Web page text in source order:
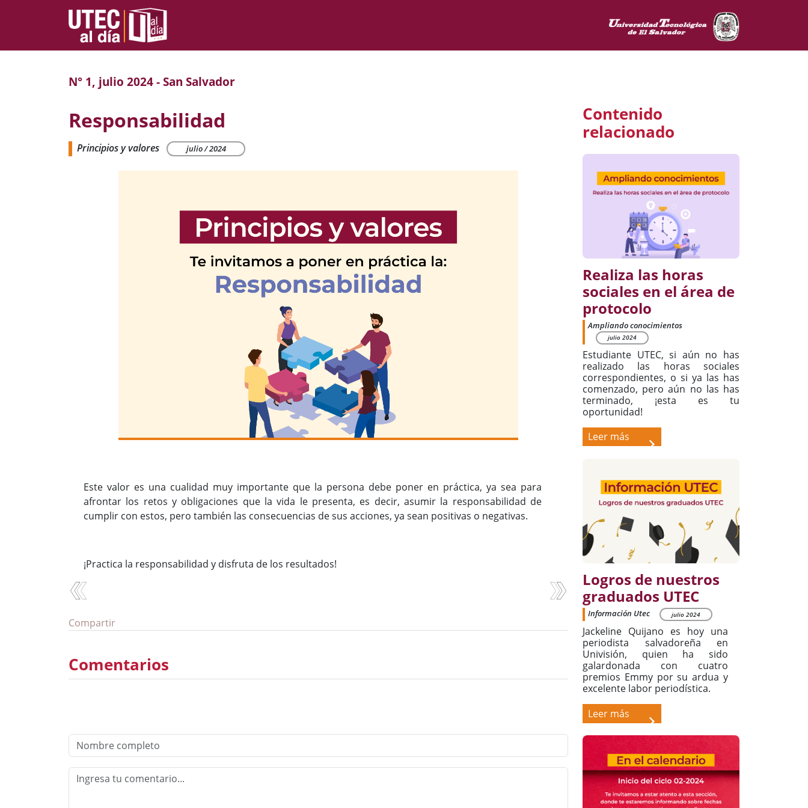
N° 1, julio 2024 - San Salvador
Responsabilidad
Principios y valores julio / 2024
Este valor es una cualidad muy importante que la persona debe poner en práctica, ya sea para
afrontar los retos y obligaciones que la vida le presenta, es decir, asumir la responsabilidad de
cumplir con estos, pero también las consecuencias de sus acciones, ya sean positivas o negativas.
¡Practica la responsabilidad y disfruta de los resultados!
Compartir
Comentarios
Contenido
relacionado
Realiza las horas
sociales en el área de
protocolo
Ampliando conocimientos
julio 2024
Estudiante UTEC, si aún no has
realizado las horas sociales
correspondientes, o si ya las has
comenzado, pero aún no las has
terminado, ¡esta es tu
oportunidad!
Leer más
Logros de nuestros
graduados UTEC
Información Utec julio 2024
Jackeline Quijano es hoy una
periodista salvadoreña en
Univisión, quien ha sido
galardonada con cuatro
premios Emmy por su ardua y
excelente labor periodística.
Leer más